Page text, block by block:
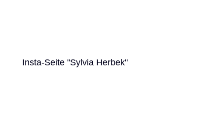
Insta-Seite "Sylvia Herbek"